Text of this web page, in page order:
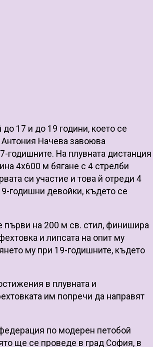
17 и до 19 години, което се
Начева завоюва
годишните. На плувната дистанция
4х600 м бягане с 4 стрелби
си участие и това й отреди 4
годишни девойки, където се
първи на 200 м св. стил, финишира
и липсата на опит му
му при 19-годишните, където
в плувната и
им попречи да направят
по модерен петобой
ще се проведе в град София, в